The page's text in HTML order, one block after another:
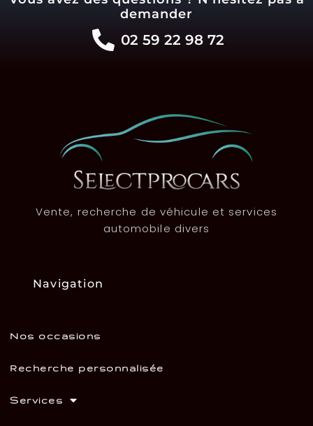
demander
02 59 22 98 72
Vente, recherche de véhicule et services
automobile divers
Navigation
Nos occasions
Recherche personnalisée
Services